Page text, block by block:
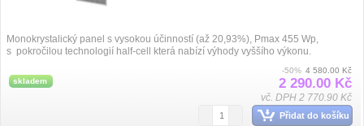
Monokrystalický panel s vysokou účinností (až 20,93%), Pmax 455 Wp,
s pokročilou technologií half-cell která nabízí výhody vyššího výkonu.
skladem
-50% 4 580.00 Kč
2 290.00 Kč
vč. DPH 2 770.90 Kč
Přidat do košíku